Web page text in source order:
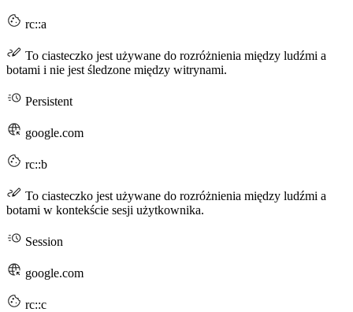
rc::a
To ciasteczko jest używane do rozróżnienia między ludźmi a
botami i nie jest śledzone między witrynami.
Persistent
google.com
rc::b
To ciasteczko jest używane do rozróżnienia między ludźmi a
botami w kontekście sesji użytkownika.
Session
google.com
rc::c